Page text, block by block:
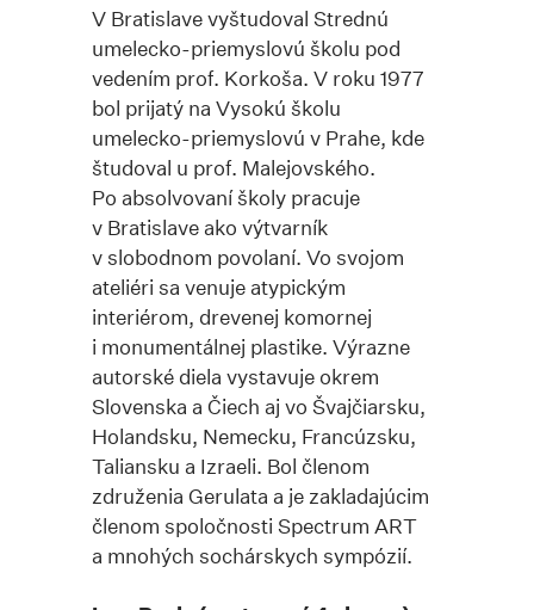
V Bratislave vyštudoval Strednú
umelecko-priemyslovú školu pod
vedením prof. Korkoša. V roku 1977
bol prijatý na Vysokú školu
umelecko-priemyslovú v Prahe, kde
študoval u prof. Malejovského.
Po absolvovaní školy pracuje
v Bratislave ako výtvarník
v slobodnom povolaní. Vo svojom
ateliéri sa venuje atypickým
interiérom, drevenej komornej
i monumentálnej plastike. Výrazne
autorské diela vystavuje okrem
Slovenska a Čiech aj vo Švajčiarsku,
Holandsku, Nemecku, Francúzsku,
Taliansku a Izraeli. Bol členom
združenia Gerulata a je zakladajúcim
členom spoločnosti Spectrum ART
a mnohých sochárskych sympózií.